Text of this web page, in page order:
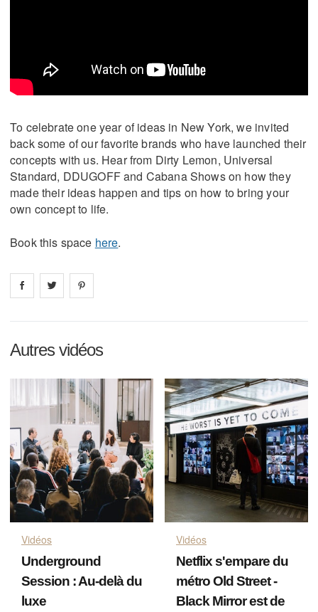
To celebrate one year of ideas in New York, we invited
back some of our favorite brands who have launched their
concepts with us. Hear from Dirty Lemon, Universal
Standard, DDUGOFF and Cabana Shows on how they
made their ideas happen and tips on how to bring your
own concept to life.
Book this space here.
Share on facebook
Share on
Autres vidéos
Vidéos
Underground
Session : Au-delà du
luxe
Vidéos
Netflix s'empare du
métro Old Street -
Black Mirror est de